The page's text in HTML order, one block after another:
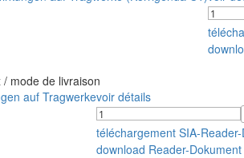
/ mode de livraison
auf Tragwerkevoir détails
téléchargement SIA-
download Reader-